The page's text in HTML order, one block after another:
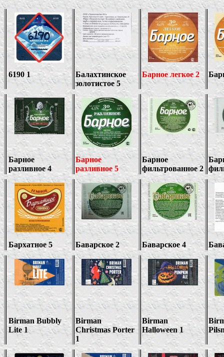
6190 1
Балахтинское
золотистое 5
Барное легкое 2
Барное
разливное4
Барное
разливное 5
Барное
фильтрованное 2
Бархатное 5 Баварское 2 Баварское 4
Birman Bubbly
Lite 1
Birman
Christmas Porter
1
Birman
Halloween 1